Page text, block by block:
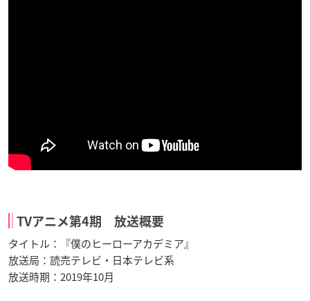
TVアニメ第4期 放送概要
タイトル：『僕のヒーローアカデミア』
放送局：読売テレビ・日本テレビ系
放送時期：2019年10月